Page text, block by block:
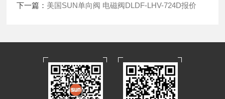
下一篇： 美国SUN单向阀 电磁阀DLDF-LHV-724D报价